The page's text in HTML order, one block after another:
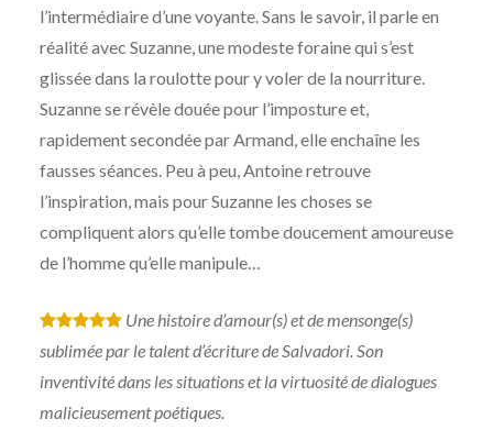
l’intermédiaire d’une voyante. Sans le savoir, il parle en
réalité avec Suzanne, une modeste foraine qui s’est
glissée dans la roulotte pour y voler de la nourriture.
Suzanne se révèle douée pour l’imposture et,
rapidement secondée par Armand, elle enchaîne les
fausses séances. Peu à peu, Antoine retrouve
l’inspiration, mais pour Suzanne les choses se
compliquent alors qu’elle tombe doucement amoureuse
de l’homme qu’elle manipule…
* * * * *Une histoire d’amour(s) et de mensonge(s)
sublimée par le talent d’écriture de Salvadori. Son
inventivité dans les situations et la virtuosité de dialogues
malicieusement poétiques.